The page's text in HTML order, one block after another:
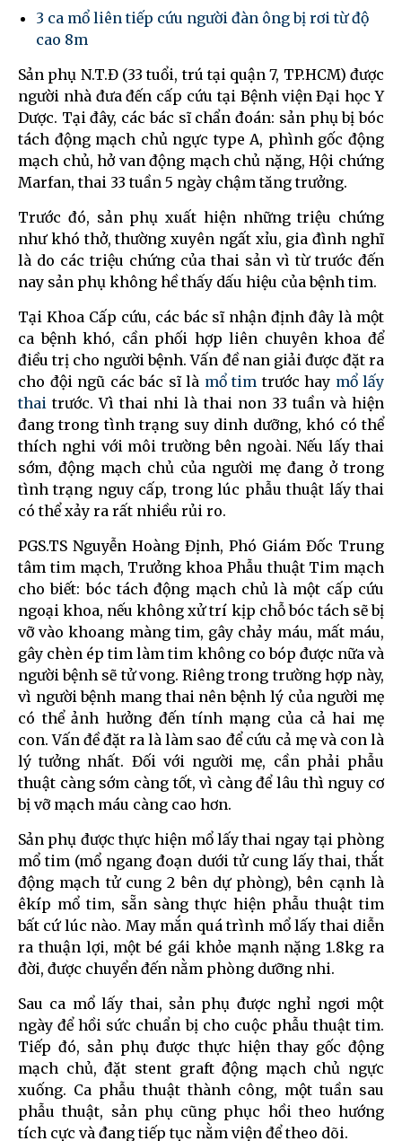
3 ca mổ liên tiếp cứu người đàn ông bị rơi từ độ
cao 8m
Sản phụ N.T.Đ (33 tuổi, trú tại quận 7, TP.HCM) được
người nhà đưa đến cấp cứu tại Bệnh viện Đại học Y
Dược. Tại đây, các bác sĩ chẩn đoán: sản phụ bị bóc
tách động mạch chủ ngực type A, phình gốc động
mạch chủ, hở van động mạch chủ nặng, Hội chứng
Marfan, thai 33 tuần 5 ngày chậm tăng trưởng.
Trước đó, sản phụ xuất hiện những triệu chứng
như khó thở, thường xuyên ngất xỉu, gia đình nghĩ
là do các triệu chứng của thai sản vì từ trước đến
nay sản phụ không hề thấy dấu hiệu của bệnh tim.
Tại Khoa Cấp cứu, các bác sĩ nhận định đây là một
ca bệnh khó, cần phối hợp liên chuyên khoa để
điều trị cho người bệnh. Vấn đề nan giải được đặt ra
cho đội ngũ các bác sĩ là mổ tim trước hay mổ lấy
thai trước. Vì thai nhi là thai non 33 tuần và hiện
đang trong tình trạng suy dinh dưỡng, khó có thể
thích nghi với môi trường bên ngoài. Nếu lấy thai
sớm, động mạch chủ của người mẹ đang ở trong
tình trạng nguy cấp, trong lúc phẫu thuật lấy thai
có thể xảy ra rất nhiều rủi ro.
PGS.TS Nguyễn Hoàng Định, Phó Giám Đốc Trung
tâm tim mạch, Trưởng khoa Phẫu thuật Tim mạch
cho biết: bóc tách động mạch chủ là một cấp cứu
ngoại khoa, nếu không xử trí kịp chỗ bóc tách sẽ bị
vỡ vào khoang màng tim, gây chảy máu, mất máu,
gây chèn ép tim làm tim không co bóp được nữa và
người bệnh sẽ tử vong. Riêng trong trường hợp này,
vì người bệnh mang thai nên bệnh lý của người mẹ
có thể ảnh hưởng đến tính mạng của cả hai mẹ
con. Vấn đề đặt ra là làm sao để cứu cả mẹ và con là
lý tưởng nhất. Đối với người mẹ, cần phải phẫu
thuật càng sớm càng tốt, vì càng để lâu thì nguy cơ
bị vỡ mạch máu càng cao hơn.
Sản phụ được thực hiện mổ lấy thai ngay tại phòng
mổ tim (mổ ngang đoạn dưới tử cung lấy thai, thắt
động mạch tử cung 2 bên dự phòng), bên cạnh là
êkíp mổ tim, sẵn sàng thực hiện phẫu thuật tim
bất cứ lúc nào. May mắn quá trình mổ lấy thai diễn
ra thuận lợi, một bé gái khỏe mạnh nặng 1.8kg ra
đời, được chuyển đến nằm phòng dưỡng nhi.
Sau ca mổ lấy thai, sản phụ được nghỉ ngơi một
ngày để hồi sức chuẩn bị cho cuộc phẫu thuật tim.
Tiếp đó, sản phụ được thực hiện thay gốc động
mạch chủ, đặt stent graft động mạch chủ ngực
xuống. Ca phẫu thuật thành công, một tuần sau
phẫu thuật, sản phụ cũng phục hồi theo hướng
tích cực và đang tiếp tục nằm viện để theo dõi.